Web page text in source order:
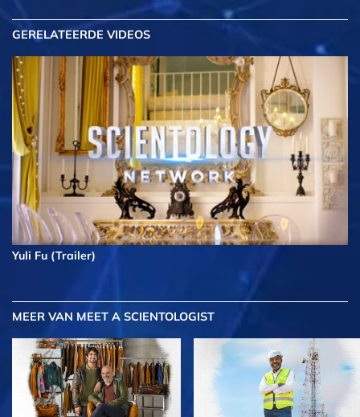
GERELATEERDE VIDEOS
Yuli Fu (Trailer)
MEER VAN MEET A SCIENTOLOGIST